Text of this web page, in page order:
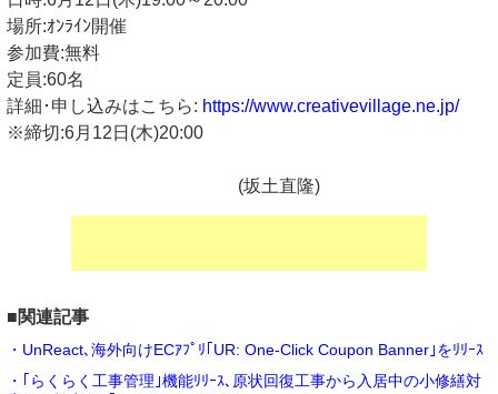
場所:ｵﾝﾗｲﾝ開催
参加費:無料
定員:60名
詳細･申し込みはこちら: https://www.creativevillage.ne.jp/
※締切:6月12日(木)20:00
(坂土直隆)
■関連記事
・UnReact､海外向けECｱﾌﾟﾘ｢UR: One-Click Coupon Banner｣をﾘﾘｰｽ
・｢らくらく工事管理｣機能ﾘﾘｰｽ､原状回復工事から入居中の小修繕対